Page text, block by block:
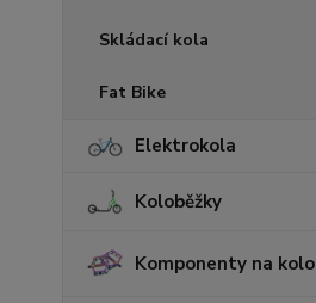
Skládací kola
Fat Bike
Elektrokola
Koloběžky
Komponenty na kolo